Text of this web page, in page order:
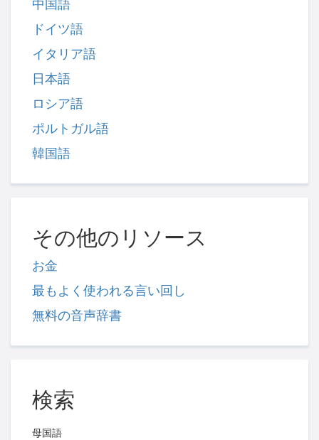
中国語
ドイツ語
イタリア語
日本語
ロシア語
ポルトガル語
韓国語
その他のリソース
お金
最もよく使われる言い回し
無料の音声辞書
検索
母国語